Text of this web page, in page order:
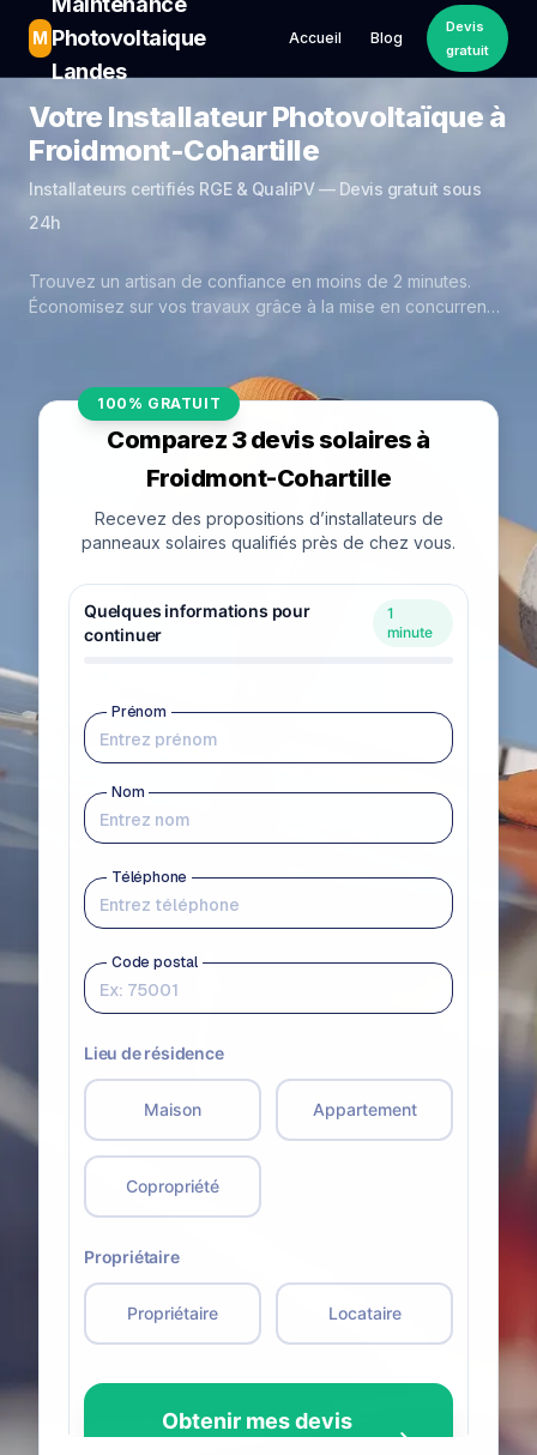
M Photovoltaique
Landes
Accueil Blog
Devis
gratuit
Votre Installateur Photovoltaïque à
Froidmont-Cohartille
Installateurs certifiés RGE & QualiPV — Devis gratuit sous
24h
Trouvez un artisan de confiance en moins de 2 minutes.
Économisez sur vos travaux grâce à la mise en concurrence
100% GRATUIT
Comparez 3 devis solaires à
Froidmont-Cohartille
Recevez des propositions d’installateurs de
panneaux solaires qualifiés près de chez vous.